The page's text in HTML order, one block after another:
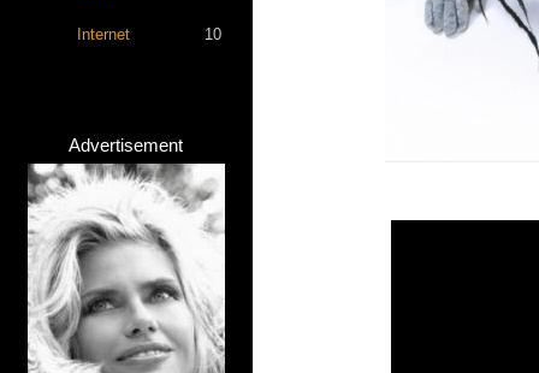
Internet 10
Advertisement